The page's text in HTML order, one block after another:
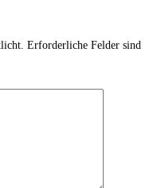
Erforderliche Felder sind